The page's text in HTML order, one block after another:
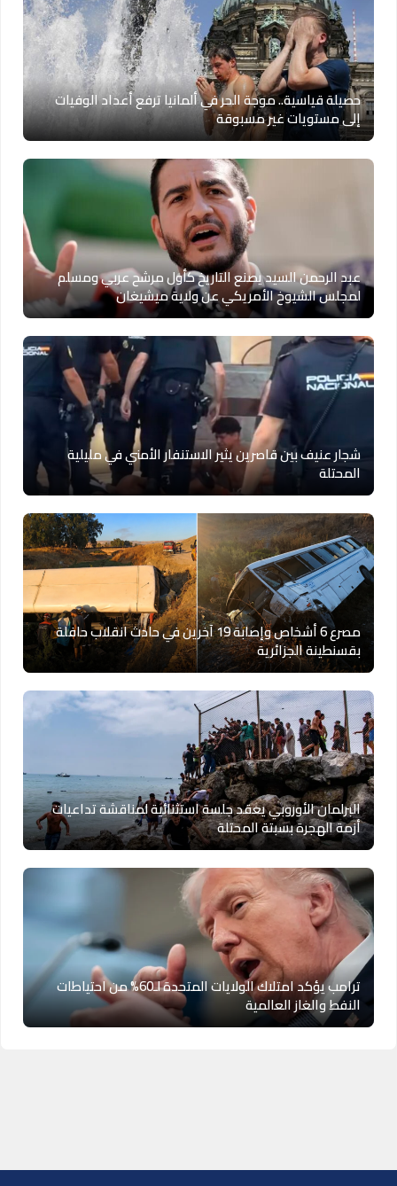
حصيلة قياسية.. موجة الحر في ألمانيا ترفع أعداد الوفيات
إلى مستويات غير مسبوقة
عبد الرحمن السيد يصنع التاريخ كأول مرشح عربي ومسلم
لمجلس الشيوخ الأمريكي عن ولاية ميشيغان
شجار عنيف بين قاصرين يثير الاستنفار الأمني في مليلية
المحتلة
مصرع 6 أشخاص وإصابة 19 آخرين في حادث انقلاب حافلة
بقسنطينة الجزائرية
البرلمان الأوروبي يعقد جلسة استثنائية لمناقشة تداعيات
أزمة الهجرة بسبتة المحتلة
ترامب يؤكد امتلاك الولايات المتحدة لـ60% من احتياطات
النفط والغاز العالمية